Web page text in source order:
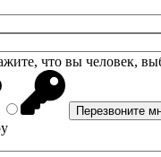
что вы человек,